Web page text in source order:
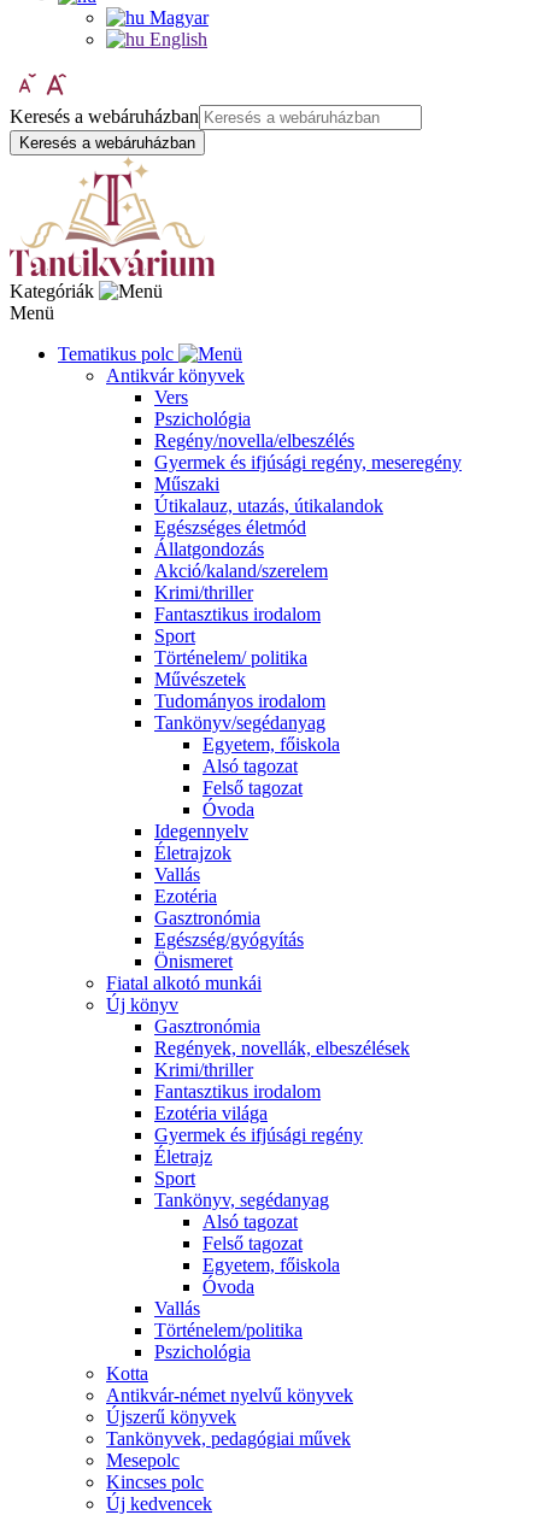
Magyar
English
Keresés a webáruházban
Keresés a webáruházban
Kategóriák
Menü
Tematikus polc
Antikvár könyvek
Vers
Pszichológia
Regény/novella/elbeszélés
Gyermek és ifjúsági regény, meseregény
Műszaki
Útikalauz, utazás, útikalandok
Egészséges életmód
Állatgondozás
Akció/kaland/szerelem
Krimi/thriller
Fantasztikus irodalom
Sport
Történelem/ politika
Művészetek
Tudományos irodalom
Tankönyv/segédanyag
Egyetem, főiskola
Alsó tagozat
Felső tagozat
Óvoda
Idegennyelv
Életrajzok
Vallás
Ezotéria
Gasztronómia
Egészség/gyógyítás
Önismeret
Fiatal alkotó munkái
Új könyv
Gasztronómia
Regények, novellák, elbeszélések
Krimi/thriller
Fantasztikus irodalom
Ezotéria világa
Gyermek és ifjúsági regény
Életrajz
Sport
Tankönyv, segédanyag
Alsó tagozat
Felső tagozat
Egyetem, főiskola
Óvoda
Vallás
Történelem/politika
Pszichológia
Kotta
Antikvár-német nyelvű könyvek
Újszerű könyvek
Tankönyvek, pedagógiai művek
Mesepolc
Kincses polc
Új kedvencek